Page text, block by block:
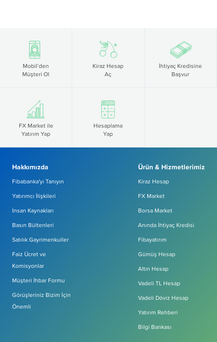
Mobil’den
Müşteri Ol
Kiraz Hesap
Aç
İhtiyaç Kredisine
Başvur
FX Market ile
Yatırım Yap
Hesaplama
Yap
Hakkımızda
Fibabanka'yı Tanıyın
Yatırımcı İlişkileri
İnsan Kaynakları
Basın Bültenleri
Satılık Gayrimenkuller
Faiz Ücret ve
Komisyonlar
Müşteri İhbar Formu
Görüşleriniz Bizim İçin
Önemli
Ürün & Hizmetlerimiz
Kiraz Hesap
FX Market
Borsa Market
Anında İhtiyaç Kredisi
Fibayatırım
Gümüş Hesap
Altın Hesap
Vadeli TL Hesap
Vadeli Döviz Hesap
Yatırım Rehberi
Bilgi Bankası